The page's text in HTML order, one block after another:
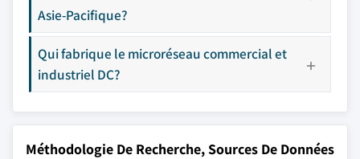
Asie-Pacifique?
Qui fabrique le microréseau commercial et
industriel DC?
Méthodologie De Recherche, Sources De Données